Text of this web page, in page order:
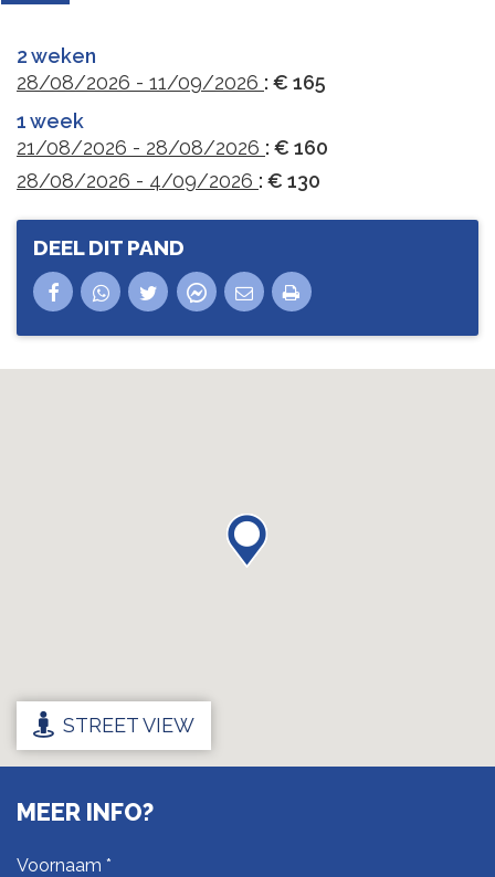
2 weken
28/08/2026 - 11/09/2026 : € 165
1 week
21/08/2026 - 28/08/2026 : € 160
28/08/2026 - 4/09/2026 : € 130
DEEL DIT PAND
STREET VIEW
MEER INFO?